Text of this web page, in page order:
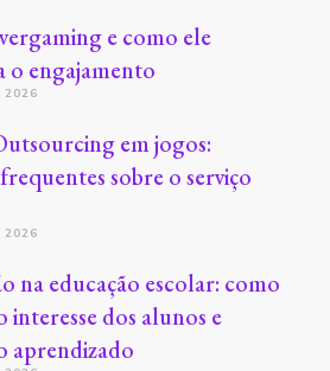
e como ele
o engajamento
em jogos:
sobre o serviço
na educação escolar: como
interesse dos alunos e
aprendizado